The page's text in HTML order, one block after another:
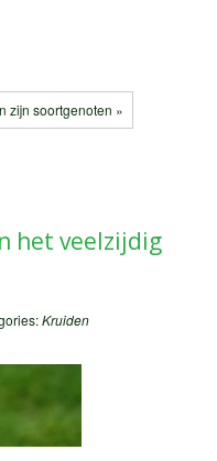
zijn soortgenoten »
het veelzijdig
Kruiden